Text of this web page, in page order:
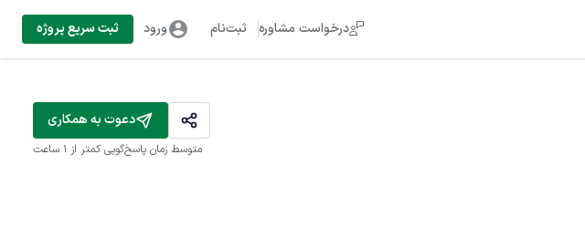
درخواست مشاوره ثبت‌نام ورود ثبت سریع پروژه
دعوت به همکاری
متوسط زمان پاسخ‌گویی کمتر از 1 ساعت